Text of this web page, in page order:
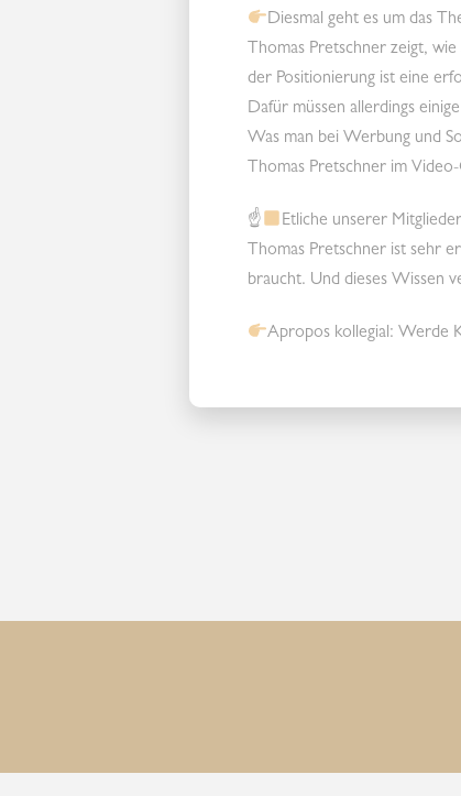
Diesmal geht es um das
Thomas Pretschner zeigt,
der Positionierung ist eine
Dafür müssen allerdings
Was man bei Werbung und
Thomas Pretschner im
☝
Etliche unserer
Thomas Pretschner ist sehr
braucht. Und dieses Wissen
Apropos kollegial: Werde